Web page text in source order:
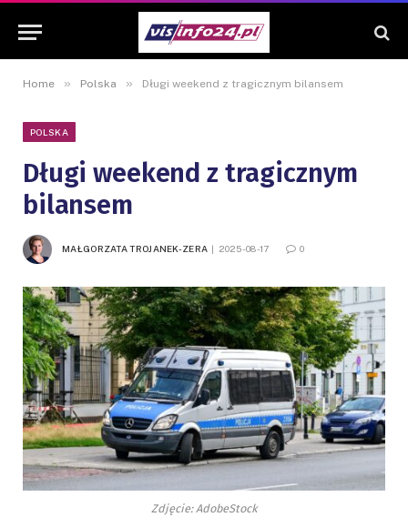
Home » Polska » Długi weekend z tragicznym bilansem
POLSKA
Długi weekend z tragicznym
bilansem
MAŁGORZATA TROJANEK-ZERA 2025-08-17 0
Zdjęcie: AdobeStock